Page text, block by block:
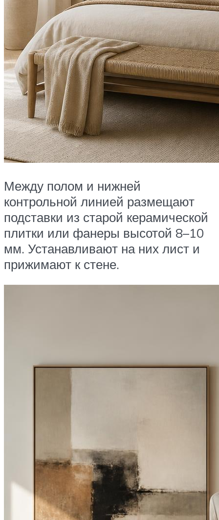
Между полом и нижней
контрольной линией размещают
подставки из старой керамической
плитки или фанеры высотой 8–10
мм. Устанавливают на них лист и
прижимают к стене.